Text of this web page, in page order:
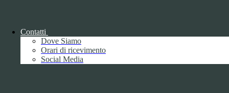
Contatti
Dove Siamo
Orari di ricevimento
Social Media